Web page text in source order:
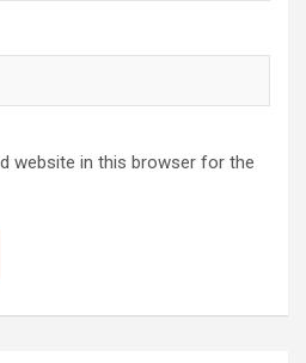
website in this browser for the